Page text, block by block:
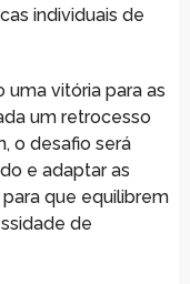
individuais de
uma vitória para as
um retrocesso
o desafio será
e adaptar as
que equilibrem
de